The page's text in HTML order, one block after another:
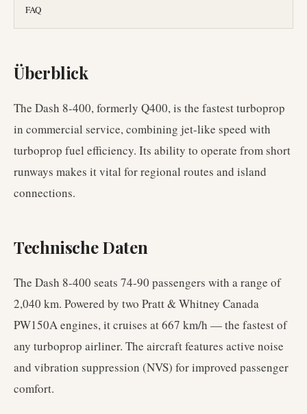
FAQ
Überblick
The Dash 8-400, formerly Q400, is the fastest turboprop
in commercial service, combining jet-like speed with
turboprop fuel efficiency. Its ability to operate from short
runways makes it vital for regional routes and island
connections.
Technische Daten
The Dash 8-400 seats 74-90 passengers with a range of
2,040 km. Powered by two Pratt & Whitney Canada
PW150A engines, it cruises at 667 km/h — the fastest of
any turboprop airliner. The aircraft features active noise
and vibration suppression (NVS) for improved passenger
comfort.